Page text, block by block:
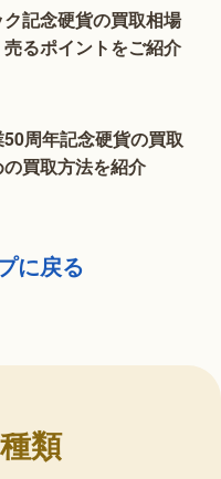
記念硬貨の買取相場
るポイントをご紹介
周年記念硬貨の買取
買取方法を紹介
に戻る
類